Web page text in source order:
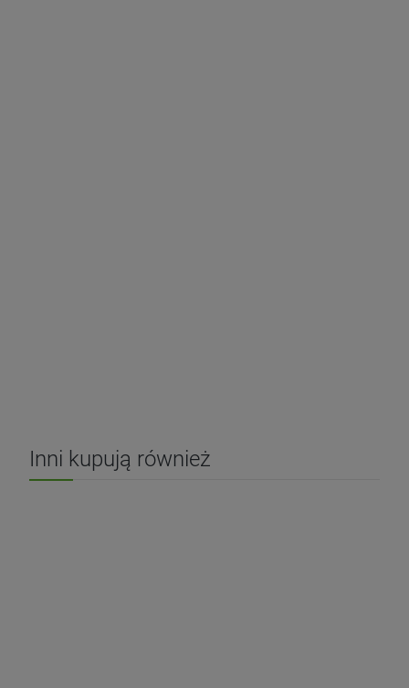
Inni kupują również